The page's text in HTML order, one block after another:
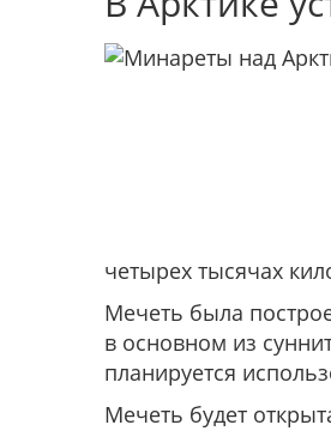
четырех тысячах
Мечеть была
в основном из
планируется
Мечеть будет